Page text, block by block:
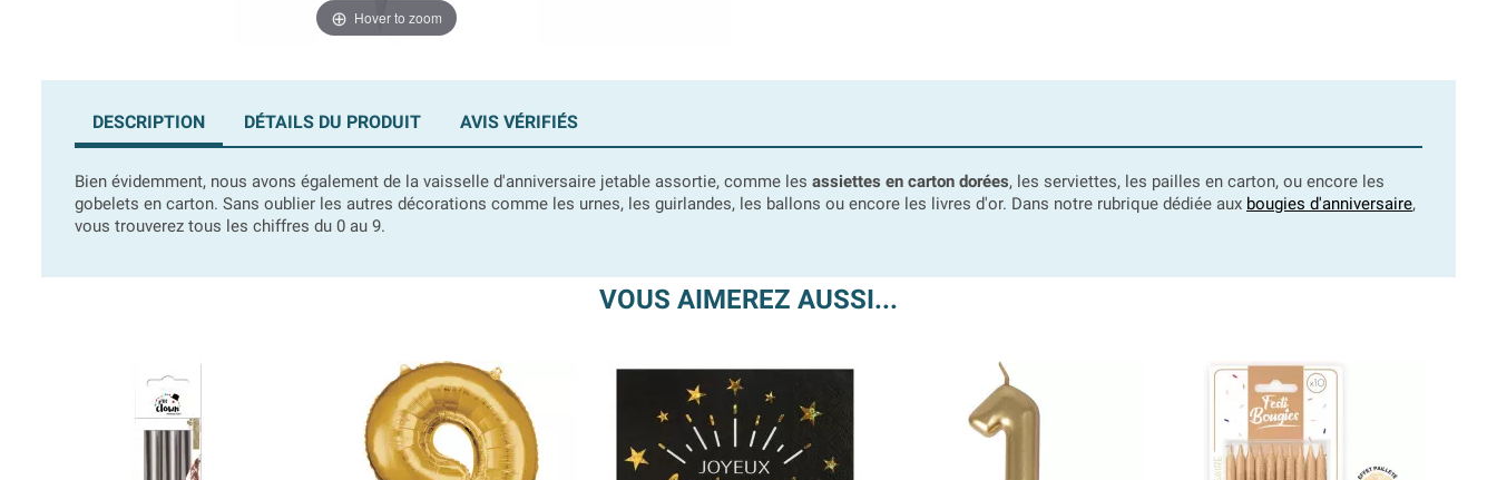
Hover to zoom
DESCRIPTION DÉTAILS DU PRODUIT AVIS VÉRIFIÉS
Bien évidemment, nous avons également de la vaisselle d'anniversaire jetable assortie, comme les assiettes en carton dorées, les serviettes, les pailles en carton, ou encore les
gobelets en carton. Sans oublier les autres décorations comme les urnes, les guirlandes, les ballons ou encore les livres d'or. Dans notre rubrique dédiée aux bougies d'anniversaire,
vous trouverez tous les chiffres du 0 au 9.
VOUS AIMEREZ AUSSI...